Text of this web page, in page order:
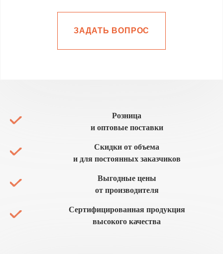
ЗАДАТЬ ВОПРОС
Розница
и оптовые поставки
Скидки от объема
и для постоянных заказчиков
Выгодные цены
от производителя
Сертифицированная продукция
высокого качества